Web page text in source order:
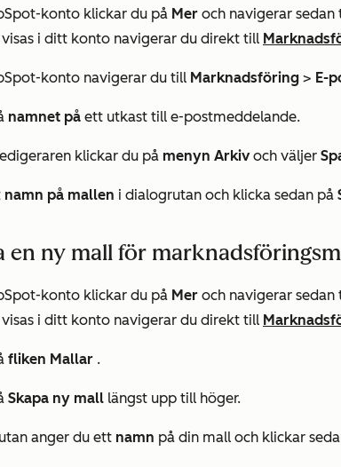
konto klickar du på Mer och navigerar sedan
i ditt konto navigerar du direkt till
konto navigerar du till Marknadsföring > E-
namnet på ett utkast till e-postmeddelande.
klickar du på menyn Arkivoch väljer
namn på mallen i dialogrutan och klicka sedan på
en ny mall för
konto klickar du på Mer och navigerar sedan
i ditt konto navigerar du direkt till
fliken Mallar .
Skapa ny mall längst upp till höger.
anger du ett namn på din mall och klickar